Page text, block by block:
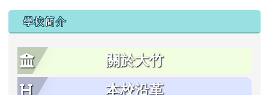
學校簡介
關於大竹
本校沿革